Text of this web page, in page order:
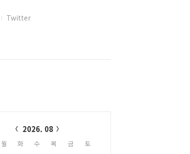
Twitter
2026. 08
월 화 수 목 금
토